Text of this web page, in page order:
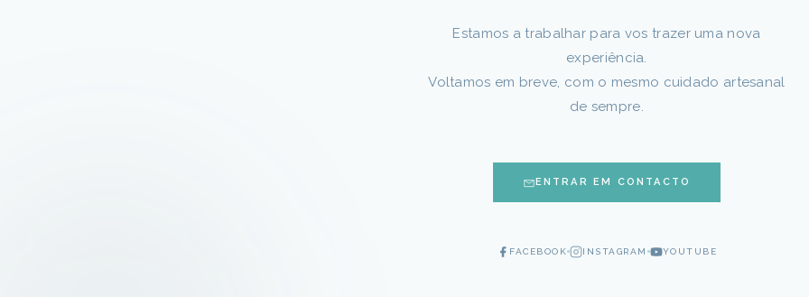
Estamos a trabalhar para vos trazer uma nova
experiência.
Voltamos em breve, com o mesmo cuidado artesanal
de sempre.
ENTRAR EM CONTACTO
FACEBOOK INSTAGRAM YOUTUBE